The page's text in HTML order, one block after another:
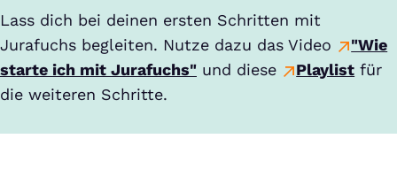
Lass dich bei deinen ersten Schritten mit
Jurafuchs begleiten. Nutze dazu das Video
"Wie
starte ich mit Jurafuchs" und diese Playlist für
die weiteren Schritte.